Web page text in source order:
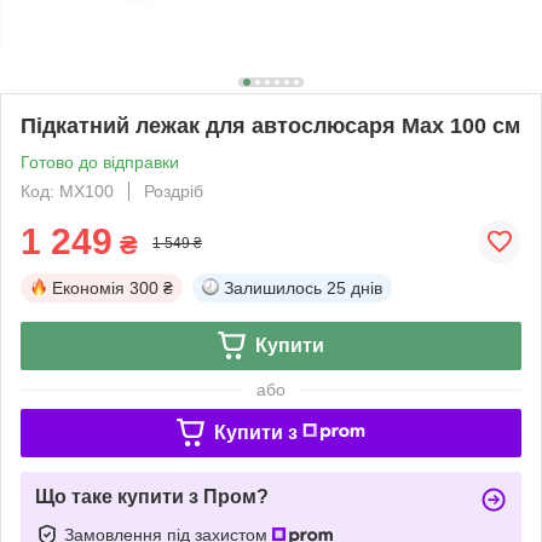
Підкатний лежак для автослюсаря Max 100 см
Готово до відправки
Код: MX100
Роздріб
1 249 ₴ 1 549 ₴
Економія 300 ₴ Залишилось 25 днів
Купити
або
Купити з
Що таке купити з Пром?
Замовлення під захистом